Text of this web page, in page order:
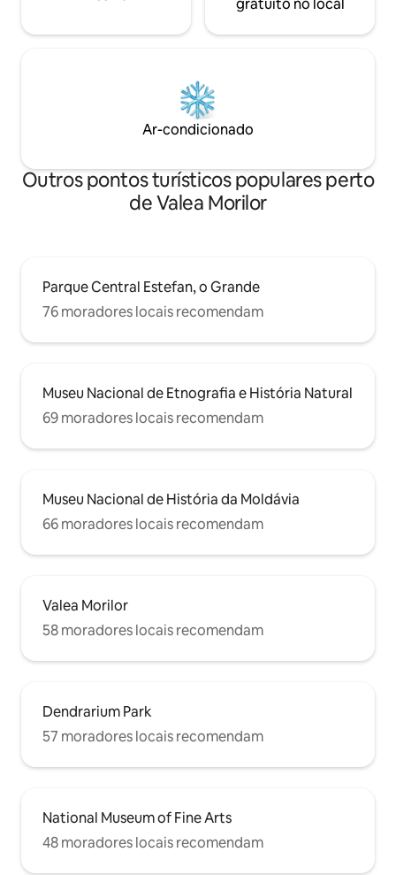
gratuito no local
Ar-condicionado
Outros pontos turísticos populares perto
de Valea Morilor
Parque Central Estefan, o Grande
76 moradores locais recomendam
Museu Nacional de Etnografia e História Natural
69 moradores locais recomendam
Museu Nacional de História da Moldávia
66 moradores locais recomendam
Valea Morilor
58 moradores locais recomendam
Dendrarium Park
57 moradores locais recomendam
National Museum of Fine Arts
48 moradores locais recomendam